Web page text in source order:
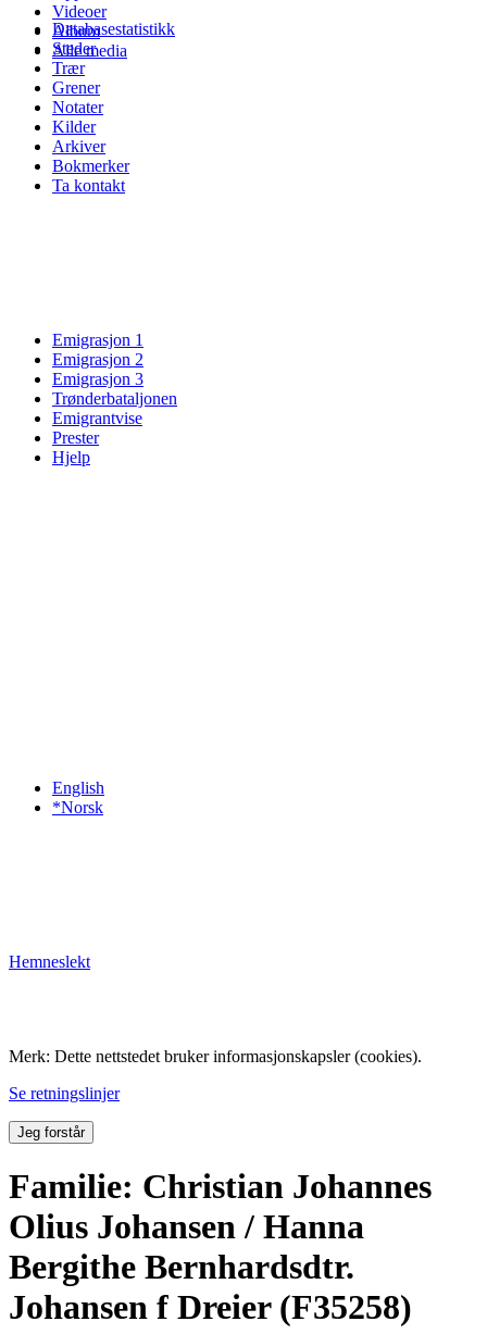
Videoer
Album
Alle media
Databasestatistikk
Steder
Trær
Grener
Notater
Kilder
Arkiver
Bokmerker
Ta kontakt
Emigrasjon 1
Emigrasjon 2
Emigrasjon 3
Trønderbataljonen
Emigrantvise
Prester
Hjelp
English
*Norsk
Hemneslekt
Merk: Dette nettstedet bruker informasjonskapsler (cookies).
Se retningslinjer
Jeg forstår
Familie: Christian Johannes
Olius Johansen / Hanna
Bergithe Bernhardsdtr.
Johansen f Dreier (F35258)